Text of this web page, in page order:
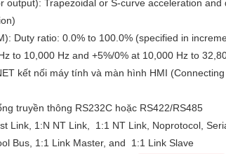
output): Trapezoidal or S-curve acceleration
Duty ratio: 0.0% to 100.0% (specified in
to 10,000 Hz and +5%/0% at 10,000 Hz to
kết nối máy tính và màn hình HMI
truyền thông RS232C hoặc RS422/RS485
Link, 1:N NT Link, 1:1 NT Link, Noprotocol,
Bus, 1:1 Link Master, and 1:1 Link Slave